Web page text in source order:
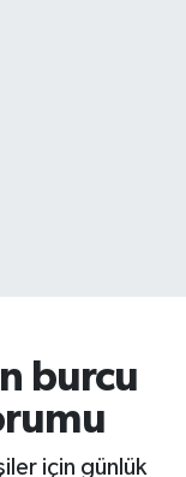
burcu
için günlük